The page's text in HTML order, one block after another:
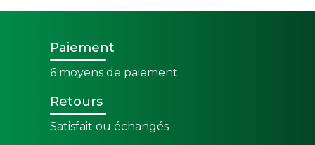
Paiement
6 moyens de paiement
Retours
Satisfait ou échangés